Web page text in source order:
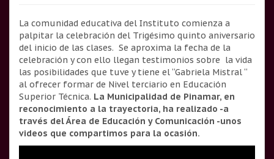
La comunidad educativa del Instituto comienza a
palpitar la celebración del Trigésimo quinto aniversario
del inicio de las clases. Se aproxima la fecha de la
celebración y con ello llegan testimonios sobre la vida
las posibilidades que tuve y tiene el “Gabriela Mistral “
al ofrecer formar de Nivel terciario en Educación
Superior Técnica. La Municipalidad de Pinamar, en
reconocimiento a la trayectoria, ha realizado -a
través del Área de Educación y Comunicación -unos
videos que compartimos para la ocasión.